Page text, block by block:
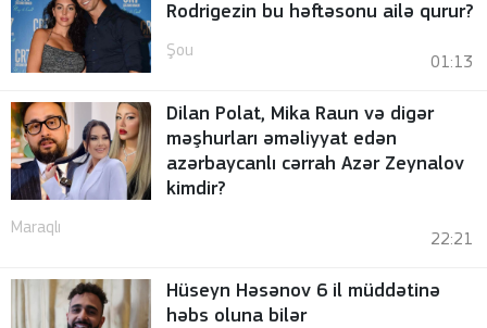
Rodrigezin bu həftəsonu ailə qurur?
Şou
01:13
Dilan Polat, Mika Raun və digər
məşhurları əməliyyat edən
azərbaycanlı cərrah Azər Zeynalov
kimdir?
Maraqlı
22:21
Hüseyn Həsənov 6 il müddətinə
həbs oluna bilər